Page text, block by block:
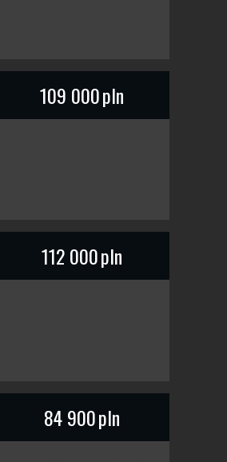
109 000pln
112 000pln
84 900pln